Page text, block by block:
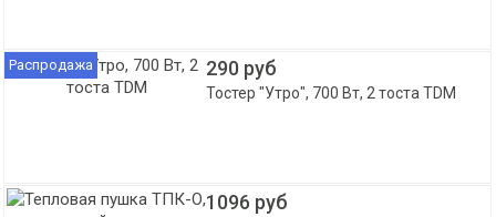
Распродажа 290 руб
Тостер "Утро", 700 Вт, 2 тоста TDM
1096 руб